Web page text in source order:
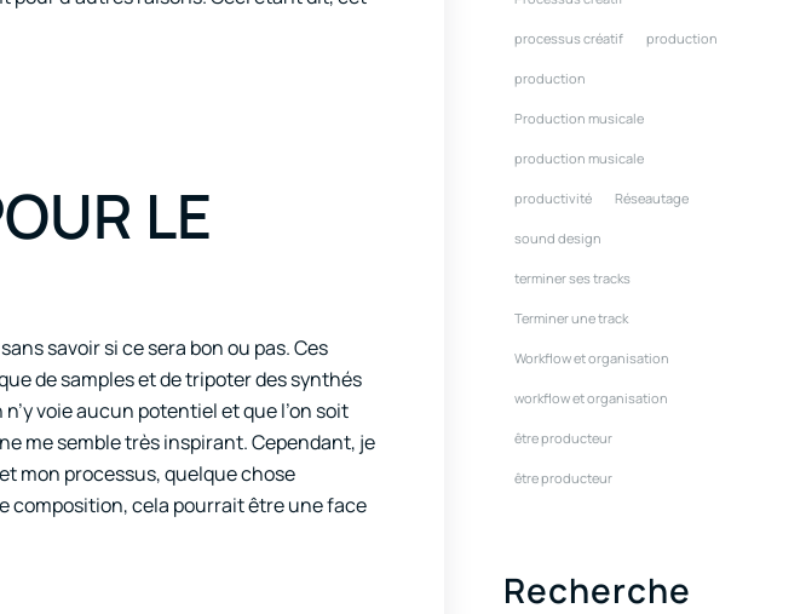
LE
savoir si ce sera bon ou pas. Ces
de samples et de tripoter des synthés
voie aucun potentiel et que l’on soit
me semble très inspirant. Cependant, je
mon processus, quelque chose
composition, cela pourrait être une face
processus créatif production
production
Production musicale
production musicale
productivité Réseautage
sound design
terminer ses tracks
Terminer une track
Workflow et organisation
workflow et organisation
être producteur
être producteur
Recherche